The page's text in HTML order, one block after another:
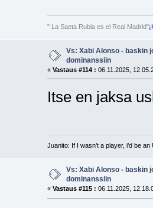
" La Saeta Rubia es el Real Madrid"
Vs: Xabi Alonso - baskin
dominanssiin
« Vastaus #114 : 06.11.2025,
Itse en jaksa
Juanito: If I wasn’t a player, i’d be an
Vs: Xabi Alonso - baskin
dominanssiin
« Vastaus #115 : 06.11.2025,